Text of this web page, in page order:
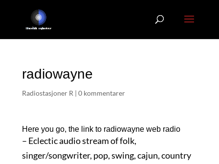
radiowayne
Radiostasjoner R | 0 kommentarer
Here you go, the link to radiowayne web radio
– Eclectic audio stream of folk,
singer/songwriter, pop, swing, cajun, country